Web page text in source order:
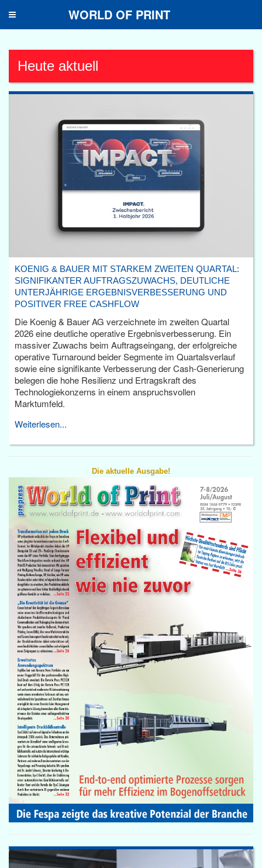
Toggle
WORLD OF PRINT
Heute aktuell
KOENIG & BAUER MIT STARKEM ZWEITEN QUARTAL:
SIGNIFIKANTER AUFTRAGSZUWACHS, DEUTLICHE
UNTERJÄHRIGE ERGEBNISVERBESSERUNG UND
POSITIVER FREE CASHFLOW
Die Koenig & Bauer AG verzeichnete im zweiten Quartal
2026 eine deutliche operative Ergebnisverbesserung. Ein
massiver Zuwachs beim Auftragseingang, der erfolgreiche
operative Turnaround beider Segmente im Quartalsverlauf
sowie eine signifikante Verbesserung der Cash-Generierung
belegen die hohe Resilienz und Ertragskraft des
Technologiekonzerns in einem anspruchsvollen
Marktumfeld.
Weiterlesen...
Die aktuelle Ausgabe!